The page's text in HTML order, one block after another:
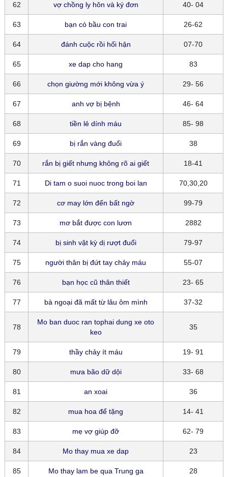
62 vợ chồng ly hôn và ký đơn 40- 04
63 bạn có bầu con trai 26-62
64 đánh cuộc rồi hối hận 07-70
65 xe dap cho hang 83
66 chọn giường mới không vừa ý 29- 56
67 anh vợ bị bệnh 46- 64
68 tiền lẻ dính máu 85- 98
69 bị rắn vàng đuổi 38
70 rắn bị giết nhưng không rõ ai giết 18-41
71 Di tam o suoi nuoc trong boi lan 70,30,20
72 cơ may lớn đến bất ngờ 99-79
73 mơ bắt được con lươn 2882
74 bị sinh vật kỳ dị rượt đuổi 79-97
75 người thân bị đứt tay chảy máu 55-07
76 bạn học cũ thân thiết 23- 65
77 bà ngoại đã mất từ lâu ôm mình 37-32
78
Mo ban duoc ran tophai dung xe oto
keo
35
79 thầy chảy ít máu 19- 91
80 mưa bão dữ dội 33- 68
81 an xoai 36
82 mua hoa để tặng 14- 41
83 mẹ vợ giúp đỡ 62- 79
84 Mo thay mua xe dap 23
85 Mo thay lam be qua Trung ga 28